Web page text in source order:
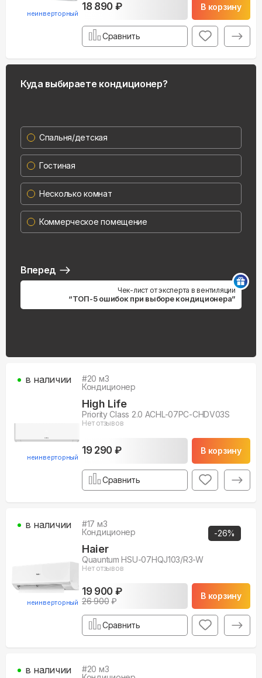
неинверторный
18 890 ₽ В корзину
Сравнить
неинверторный
#20 м3
Кондиционер
High Life
Priority Class 2.0 ACHL-07PC-CHDV03S
Нет отзывов
19 290 ₽ В корзину
в наличии
Сравнить
-26%
неинверторный
#17 м3
Кондиционер
Haier
Quauntum HSU-07HQJ103/R3-W
Нет отзывов
19 900 ₽
26 900₽
В корзину
в наличии
Сравнить
#20 м3
в наличии
Куда выбираете кондиционер?
Спальня/детская
Гостиная
Несколько комнат
Коммерческое помещение
Вперед
Чек-лист от эксперта в вентиляции
“ТОП-5 ошибок при выборе кондиционера”